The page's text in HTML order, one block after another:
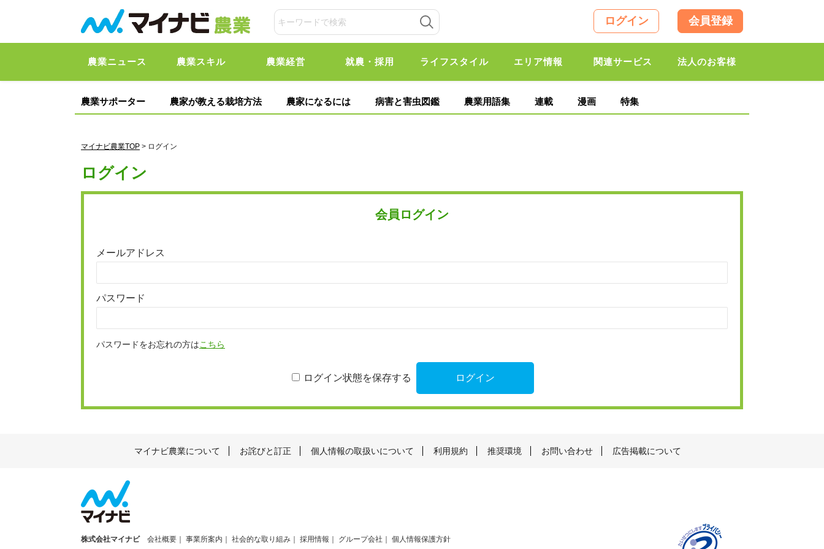
ログイン 会員登録
農業ニュース 農業スキル 農業経営 就農・採用 ライフスタイル エリア情報 関連サービス 法人のお客様
農業サポーター 農家が教える栽培方法 農家になるには 病害と害虫図鑑 農業用語集 連載 漫画 特集
マイナビ農業TOP > ログイン
ログイン
会員ログイン
メールアドレス
パスワード
パスワードをお忘れの方はこちら
ログイン状態を保存する
マイナビ農業について お詫びと訂正 個人情報の取扱いについて 利用規約 推奨環境 お問い合わせ 広告掲載について
株式会社マイナビ 会社概要 事業所案内 社会的な取り組み 採用情報 グループ会社 個人情報保護方針